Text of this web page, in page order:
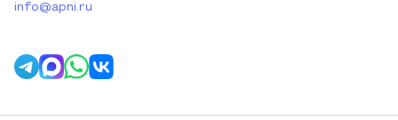
info@apni.ru